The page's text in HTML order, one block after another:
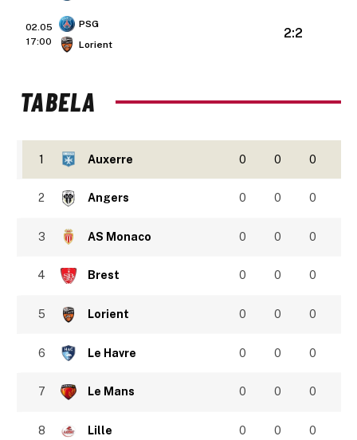
02.05
17:00
PSG
Lorient
2:2
TABELA
1 Auxerre 0 0 0
2 Angers 0 0 0
3 AS Monaco 0 0 0
4 Brest 0 0 0
5 Lorient 0 0 0
6 Le Havre 0 0 0
7 Le Mans 0 0 0
8 Lille 0 0 0